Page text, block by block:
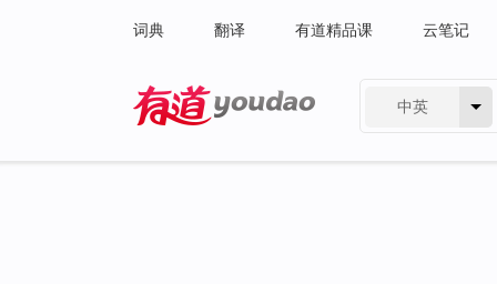
词典 翻译 有道精品课 云笔记
中英